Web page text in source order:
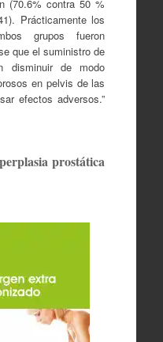
(70.6% contra 50 %
Prácticamente los
grupos fueron
que el suministro de
disminuir de modo
en pelvis de las
efectos adversos.”
prostática